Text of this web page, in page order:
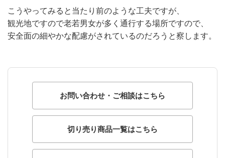
こうやってみると当たり前のような工夫ですが、
観光地ですので老若男女が多く通行する場所ですので、
安全面の細やかな配慮がされているのだろうと察します。
お問い合わせ・ご相談はこちら
切り売り商品一覧はこちら